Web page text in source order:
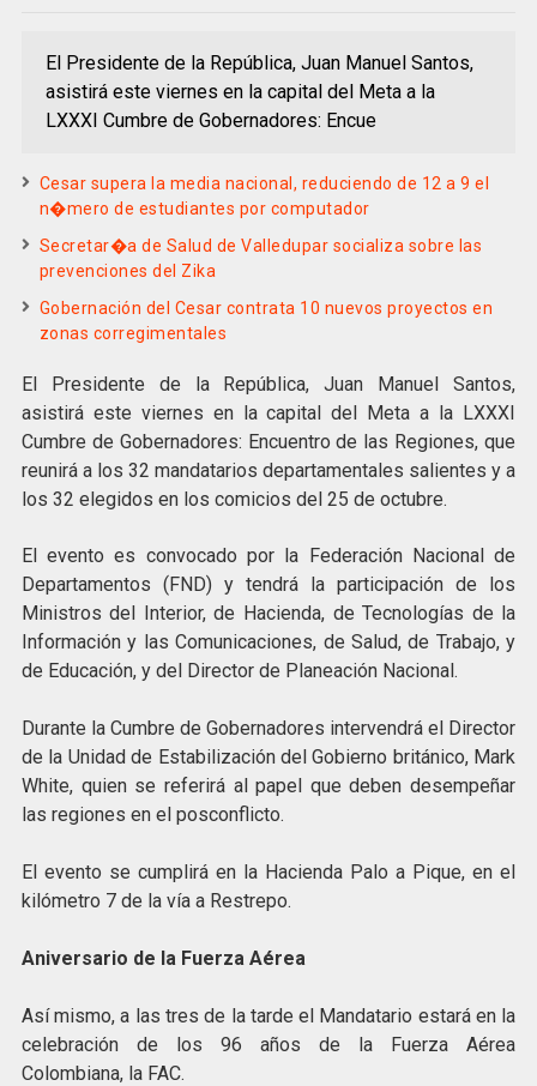
El Presidente de la República, Juan Manuel Santos,
asistirá este viernes en la capital del Meta a la
LXXXI Cumbre de Gobernadores: Encue
Cesar supera la media nacional, reduciendo de 12 a 9 el
n�mero de estudiantes por computador
Secretar�a de Salud de Valledupar socializa sobre las
prevenciones del Zika
Gobernación del Cesar contrata 10 nuevos proyectos en
zonas corregimentales
El Presidente de la República, Juan Manuel Santos,
asistirá este viernes en la capital del Meta a la LXXXI
Cumbre de Gobernadores: Encuentro de las Regiones, que
reunirá a los 32 mandatarios departamentales salientes y a
los 32 elegidos en los comicios del 25 de octubre.
El evento es convocado por la Federación Nacional de
Departamentos (FND) y tendrá la participación de los
Ministros del Interior, de Hacienda, de Tecnologías de la
Información y las Comunicaciones, de Salud, de Trabajo, y
de Educación, y del Director de Planeación Nacional.
Durante la Cumbre de Gobernadores intervendrá el Director
de la Unidad de Estabilización del Gobierno británico, Mark
White, quien se referirá al papel que deben desempeñar
las regiones en el posconflicto.
El evento se cumplirá en la Hacienda Palo a Pique, en el
kilómetro 7 de la vía a Restrepo.
Aniversario de la Fuerza Aérea
Así mismo, a las tres de la tarde el Mandatario estará en la
celebración de los 96 años de la Fuerza Aérea
Colombiana, la FAC.